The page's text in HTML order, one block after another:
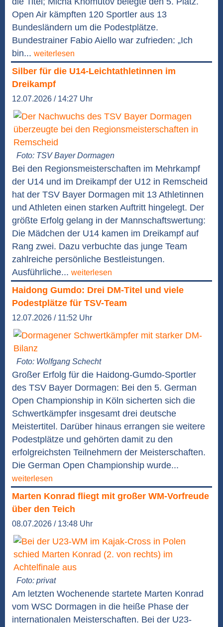
Open Air kämpften 120 Sportler aus 13
Bundesländern um die Podestplätze.
Bundestrainer Fabio Aiello war zufrieden: „Ich
bin... weiterlesen
Silber für die U14-Leichtathletinnen im
Dreikampf
12.07.2026 / 14:27 Uhr
Foto: TSV Bayer Dormagen
Bei den Regionsmeisterschaften im Mehrkampf
der U14 und im Dreikampf der U12 in Remscheid
hat der TSV Bayer Dormagen mit 13 Athletinnen
und Athleten einen starken Auftritt hingelegt. Der
größte Erfolg gelang in der Mannschaftswertung:
Die Mädchen der U14 kamen im Dreikampf auf
Rang zwei. Dazu verbuchte das junge Team
zahlreiche persönliche Bestleistungen.
Ausführliche... weiterlesen
Haidong Gumdo: Drei DM-Titel und viele
Podestplätze für TSV-Team
12.07.2026 / 11:52 Uhr
Foto: Wolfgang Schecht
Großer Erfolg für die Haidong-Gumdo-Sportler
des TSV Bayer Dormagen: Bei den 5. German
Open Championship in Köln sicherten sich die
Schwertkämpfer insgesamt drei deutsche
Meistertitel. Darüber hinaus errangen sie weitere
Podestplätze und gehörten damit zu den
erfolgreichsten Teilnehmern der Meisterschaften.
Die German Open Championship wurde...
weiterlesen
Marten Konrad fliegt mit großer WM-Vorfreude
über den Teich
08.07.2026 / 13:48 Uhr
Foto: privat
Am letzten Wochenende startete Marten Konrad
vom WSC Dormagen in die heiße Phase der
internationalen Meisterschaften. Bei der U23-